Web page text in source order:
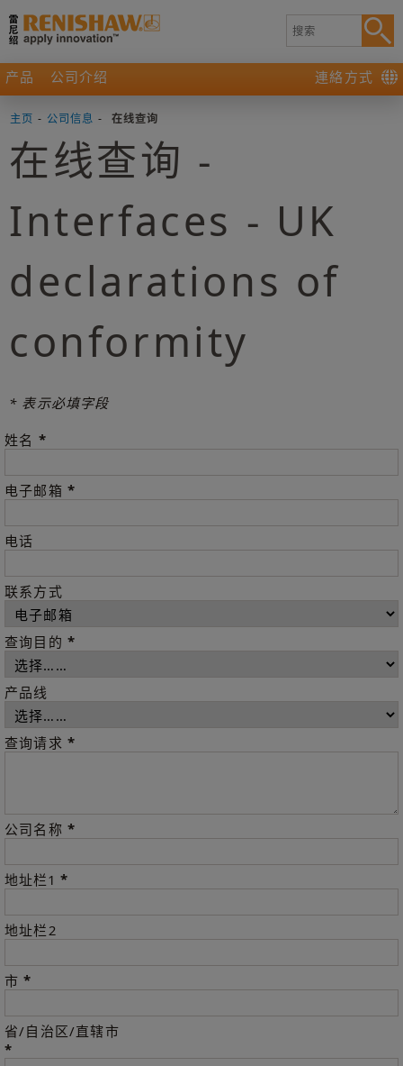
产品 公司介绍 連絡方式
主页 - 公司信息 - 在线查询
在线查询 -
Interfaces - UK
declarations of
conformity
* 表示必填字段
姓名 *
电子邮箱 *
电话
联系方式
查询目的 *
产品线
查询请求 *
公司名称 *
地址栏1 *
地址栏2
市*
省/自治区/直辖市
*